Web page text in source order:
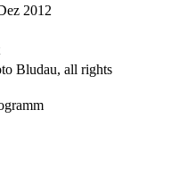
2012
Bludau, all rights